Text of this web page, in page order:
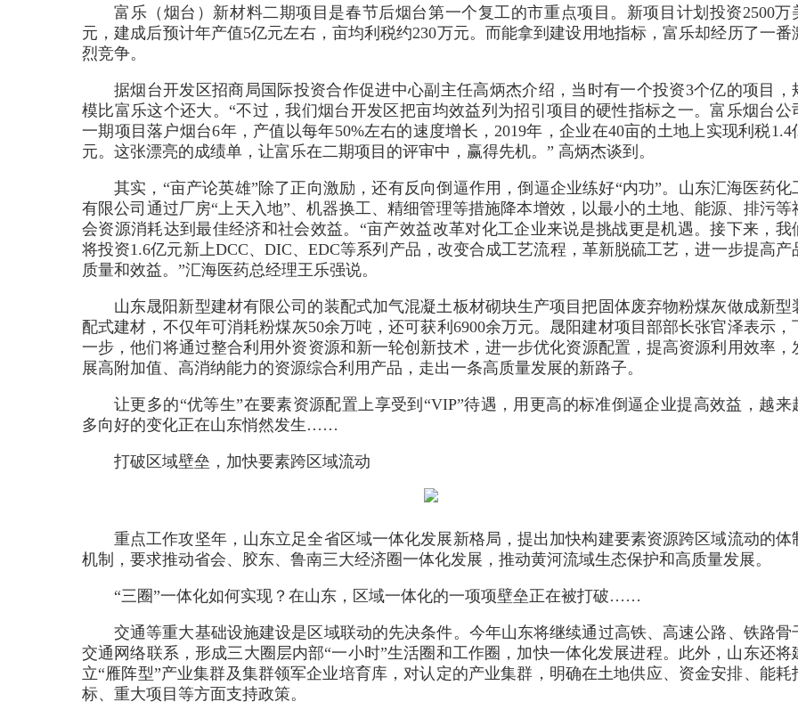
富乐（烟台）新材料二期项目是春节后烟台第一个复工的市重点项目。新项目计划投资2500万
元，建成后预计年产值5亿元左右，亩均利税约230万元。而能拿到建设用地指标，富乐却经历了一番
烈竞争。
据烟台开发区招商局国际投资合作促进中心副主任高炳杰介绍，当时有一个投资3个亿的项目，
模比富乐这个还大。“不过，我们烟台开发区把亩均效益列为招引项目的硬性指标之一。富乐烟台公
一期项目落户烟台6年，产值以每年50%左右的速度增长，2019年，企业在40亩的土地上实现利税1.4
元。这张漂亮的成绩单，让富乐在二期项目的评审中，赢得先机。” 高炳杰谈到。
其实，“亩产论英雄”除了正向激励，还有反向倒逼作用，倒逼企业练好“内功”。山东汇海医药化
有限公司通过厂房“上天入地”、机器换工、精细管理等措施降本增效，以最小的土地、能源、排污等
会资源消耗达到最佳经济和社会效益。“亩产效益改革对化工企业来说是挑战更是机遇。接下来，我
将投资1.6亿元新上DCC、DIC、EDC等系列产品，改变合成工艺流程，革新脱硫工艺，进一步提高产
质量和效益。”汇海医药总经理王乐强说。
山东晟阳新型建材有限公司的装配式加气混凝土板材砌块生产项目把固体废弃物粉煤灰做成新型
配式建材，不仅年可消耗粉煤灰50余万吨，还可获利6900余万元。晟阳建材项目部部长张官泽表示，
一步，他们将通过整合利用外资资源和新一轮创新技术，进一步优化资源配置，提高资源利用效率，
展高附加值、高消纳能力的资源综合利用产品，走出一条高质量发展的新路子。
让更多的“优等生”在要素资源配置上享受到“VIP”待遇，用更高的标准倒逼企业提高效益，越来
多向好的变化正在山东悄然发生……
打破区域壁垒，加快要素跨区域流动
重点工作攻坚年，山东立足全省区域一体化发展新格局，提出加快构建要素资源跨区域流动的体
机制，要求推动省会、胶东、鲁南三大经济圈一体化发展，推动黄河流域生态保护和高质量发展。
“三圈”一体化如何实现？在山东，区域一体化的一项项壁垒正在被打破……
交通等重大基础设施建设是区域联动的先决条件。今年山东将继续通过高铁、高速公路、铁路骨
交通网络联系，形成三大圈层内部“一小时”生活圈和工作圈，加快一体化发展进程。此外，山东还将
立“雁阵型”产业集群及集群领军企业培育库，对认定的产业集群，明确在土地供应、资金安排、能耗
标、重大项目等方面支持政策。